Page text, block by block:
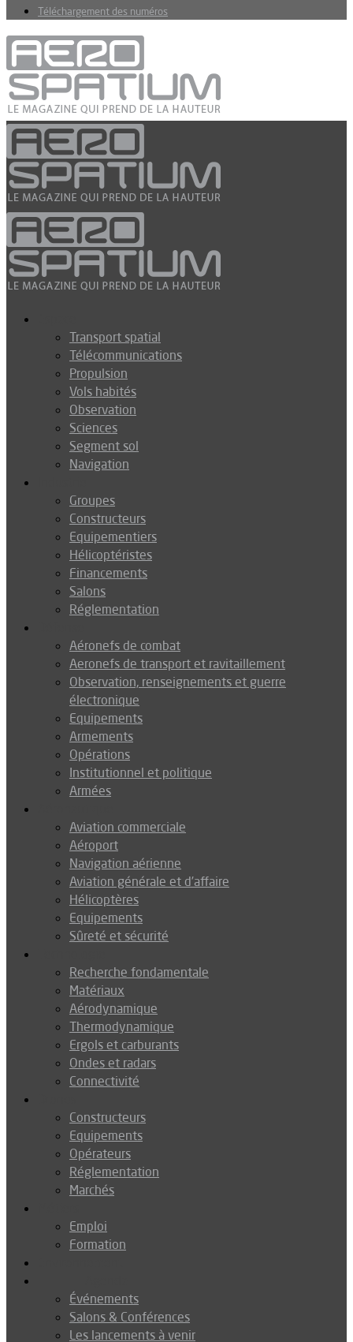
Téléchargement des numéros
Transport spatial
Télécommunications
Propulsion
Vols habités
Observation
Sciences
Segment sol
Navigation
Groupes
Constructeurs
Equipementiers
Hélicoptéristes
Financements
Salons
Réglementation
Aéronefs de combat
Aeronefs de transport et ravitaillement
Observation, renseignements et guerre
électronique
Equipements
Armements
Opérations
Institutionnel et politique
Armées
Aviation commerciale
Aéroport
Navigation aérienne
Aviation générale et d’affaire
Hélicoptères
Equipements
Sûreté et sécurité
Recherche fondamentale
Matériaux
Aérodynamique
Thermodynamique
Ergols et carburants
Ondes et radars
Connectivité
Constructeurs
Equipements
Opérateurs
Réglementation
Marchés
Emploi
Formation
Événements
Salons & Conférences
Les lancements à venir